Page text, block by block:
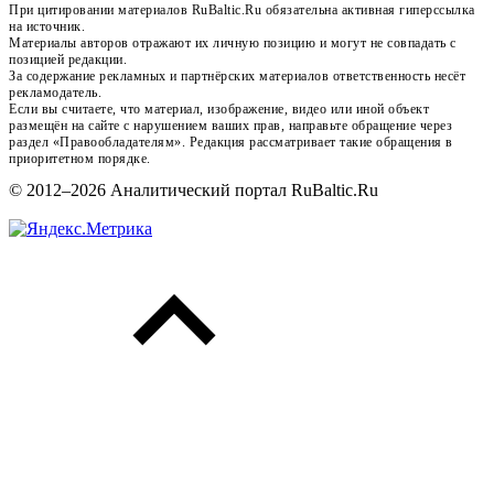
При цитировании материалов RuBaltic.Ru обязательна активная гиперссылка
на источник.
Материалы авторов отражают их личную позицию и могут не совпадать с
позицией редакции.
За содержание рекламных и партнёрских материалов ответственность несёт
рекламодатель.
Если вы считаете, что материал, изображение, видео или иной объект
размещён на сайте с нарушением ваших прав, направьте обращение через
раздел «Правообладателям». Редакция рассматривает такие обращения в
приоритетном порядке.
© 2012–2026 Аналитический портал RuBaltic.Ru